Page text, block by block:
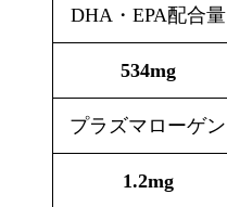
DHA・EPA配合量
534mg
プラズマローゲン
1.2mg